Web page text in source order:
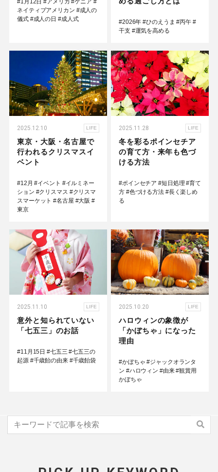
#1月12日 #アメリカ #ケニア #
ネイティブアメリカン #成人の
儀式 #成人の日 #成人式 #2026年 #ひのえうま #丙午 #
干支 #運気を高める
2025.12.10 LIFE
東京・大阪・名古屋で
行われるクリスマスイ
ベント
#12月 #イベント #イルミネー
ション #クリスマス #クリスマ
スマーケット #名古屋 #大阪 #
東京
2025.11.28 LIFE
冬を彩るポインセチア
の育て方・来年も色づ
ける方法
#ポインセチア #短日処理 #育て
方 #色づける方法 #長く楽しめ
る
2025.11.10 LIFE
意外と知られていない
「七五三」のお話
#11月15日 #七五三 #七五三の
起源 #千歳飴の由来 #千歳飴袋
2025.10.20 LIFE
ハロウィンの象徴が
「かぼちゃ」になった
理由
#かぼちゃ #ジャックオランタ
ン #ハロウィン #由来 #観賞用
かぼちゃ